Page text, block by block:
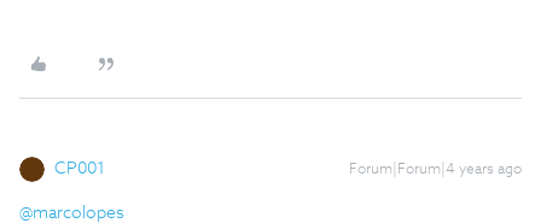
CP001 Forum|Forum|4 years ago
@marcolopes